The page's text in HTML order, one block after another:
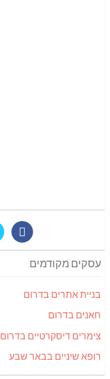
עסקים מקודמים
בניית אתרים בדרום
חאנים בדרום
צימרים דיסקרטיים בדרום
רופא שיניים בבאר שבע